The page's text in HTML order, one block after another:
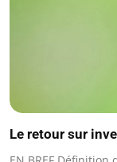
Le retour sur